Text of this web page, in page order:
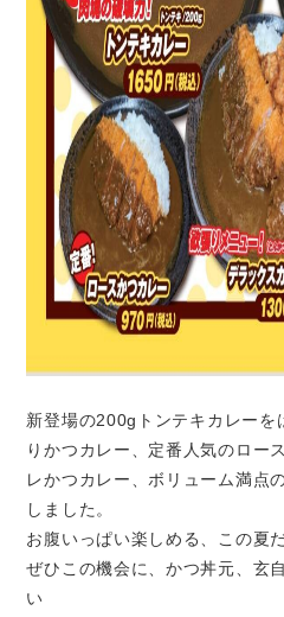
新登場の200gトンテキカレーを
りかつカレー、定番人気のロー
レかつカレー、ボリューム満点
しました。
お腹いっぱい楽しめる、この夏
ぜひこの機会に、かつ丼元、玄
い